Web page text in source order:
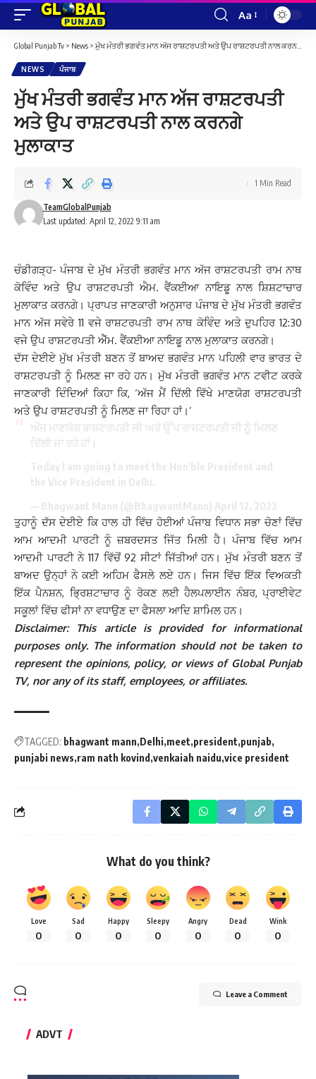
Font
Resizer
Aa
Global Punjab Tv > News > ਮੁੱਖ ਮੰਤਰੀ ਭਗਵੰਤ ਮਾਨ ਅੱਜ ਰਾਸ਼ਟਰਪਤੀ ਅਤੇ ਉਪ ਰਾਸ਼ਟਰਪਤੀ ਨਾਲ ਕਰਨਗੇ ਮੁਲਾਕਾਤ
NEWS ਪੰਜਾਬ
ਮੁੱਖ ਮੰਤਰੀ ਭਗਵੰਤ ਮਾਨ ਅੱਜ ਰਾਸ਼ਟਰਪਤੀ
ਅਤੇ ਉਪ ਰਾਸ਼ਟਰਪਤੀ ਨਾਲ ਕਰਨਗੇ
ਮੁਲਾਕਾਤ
Last updated: April 12, 2022 9:11 am
TeamGlobalPunjab
1 Min Read
ਚੰਡੀਗੜ੍ਹ- ਪੰਜਾਬ ਦੇ ਮੁੱਖ ਮੰਤਰੀ ਭਗਵੰਤ ਮਾਨ ਅੱਜ ਰਾਸ਼ਟਰਪਤੀ ਰਾਮ ਨਾਥ
ਕੋਵਿੰਦ ਅਤੇ ਉਪ ਰਾਸ਼ਟਰਪਤੀ ਐਮ. ਵੈਂਕਈਆ ਨਾਇਡੂ ਨਾਲ ਸ਼ਿਸ਼ਟਾਚਾਰ
ਮੁਲਾਕਾਤ ਕਰਨਗੇ। ਪ੍ਰਾਪਤ ਜਾਣਕਾਰੀ ਅਨੁਸਾਰ ਪੰਜਾਬ ਦੇ ਮੁੱਖ ਮੰਤਰੀ ਭਗਵੰਤ
ਮਾਨ ਅੱਜ ਸਵੇਰੇ 11 ਵਜੇ ਰਾਸ਼ਟਰਪਤੀ ਰਾਮ ਨਾਥ ਕੋਵਿੰਦ ਅਤੇ ਦੁਪਹਿਰ 12:30
ਵਜੇ ਉਪ ਰਾਸ਼ਟਰਪਤੀ ਐੱਮ. ਵੈਂਕਈਆ ਨਾਇਡੂ ਨਾਲ ਮੁਲਾਕਾਤ ਕਰਨਗੇ।
ਦੱਸ ਦੇਈਏ ਮੁੱਖ ਮੰਤਰੀ ਬਣਨ ਤੋਂ ਬਾਅਦ ਭਗਵੰਤ ਮਾਨ ਪਹਿਲੀ ਵਾਰ ਭਾਰਤ ਦੇ
ਰਾਸ਼ਟਰਪਤੀ ਨੂੰ ਮਿਲਣ ਜਾ ਰਹੇ ਹਨ। ਮੁੱਖ ਮੰਤਰੀ ਭਗਵੰਤ ਮਾਨ ਟਵੀਟ ਕਰਕੇ
ਜਾਣਕਾਰੀ ਦਿੰਦਿਆਂ ਕਿਹਾ ਕਿ, ‘ਅੱਜ ਮੈਂ ਦਿੱਲੀ ਵਿੱਖੇ ਮਾਣਯੋਗ ਰਾਸ਼ਟਰਪਤੀ
ਅਤੇ ਉਪ ਰਾਸ਼ਟਰਪਤੀ ਨੂੰ ਮਿਲਣ ਜਾ ਰਿਹਾ ਹਾਂ।’
ਤੁਹਾਨੂੰ ਦੱਸ ਦੇਈਏ ਕਿ ਹਾਲ ਹੀ ਵਿੱਚ ਹੋਈਆਂ ਪੰਜਾਬ ਵਿਧਾਨ ਸਭਾ ਚੋਣਾਂ ਵਿੱਚ
ਆਮ ਆਦਮੀ ਪਾਰਟੀ ਨੂੰ ਜ਼ਬਰਦਸਤ ਜਿੱਤ ਮਿਲੀ ਹੈ। ਪੰਜਾਬ ਵਿੱਚ ਆਮ
ਆਦਮੀ ਪਾਰਟੀ ਨੇ 117 ਵਿੱਚੋਂ 92 ਸੀਟਾਂ ਜਿੱਤੀਆਂ ਹਨ। ਮੁੱਖ ਮੰਤਰੀ ਬਣਨ ਤੋਂ
ਬਾਅਦ ਉਨ੍ਹਾਂ ਨੇ ਕਈ ਅਹਿਮ ਫੈਸਲੇ ਲਏ ਹਨ। ਜਿਸ ਵਿੱਚ ਇੱਕ ਵਿਅਕਤੀ
ਇੱਕ ਪੈਨਸ਼ਨ, ਭ੍ਰਿਸ਼ਟਾਚਾਰ ਨੂੰ ਰੋਕਣ ਲਈ ਹੈਲਪਲਾਈਨ ਨੰਬਰ, ਪ੍ਰਾਈਵੇਟ
ਸਕੂਲਾਂ ਵਿੱਚ ਫੀਸਾਂ ਨਾ ਵਧਾਉਣ ਦਾ ਫੈਸਲਾ ਆਦਿ ਸ਼ਾਮਿਲ ਹਨ।
Disclaimer: This article is provided for informational
purposes only. The information should not be taken to
represent the opinions, policy, or views of Global Punjab
TV, nor any of its staff, employees, or affiliates.
TAGGED: bhagwant mann Delhi meet president punjab
punjabi news ram nath kovind venkaiah naidu vice president
What do you think?
Love
0
Sad
0
Happy
0
Sleepy
0
Angry
0
Dead
0
Wink
0
Leave a Comment
ADVT